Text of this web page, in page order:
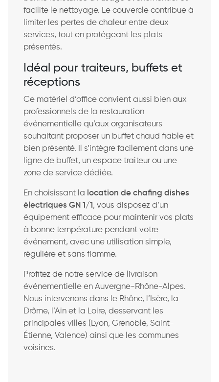
facilite le nettoyage. Le couvercle contribue à
limiter les pertes de chaleur entre deux
services, tout en protégeant les plats
présentés.
Idéal pour traiteurs, buffets et
réceptions
Ce matériel d’office convient aussi bien aux
professionnels de la restauration
événementielle qu’aux organisateurs
souhaitant proposer un buffet chaud fiable et
bien présenté. Il s’intègre facilement dans une
ligne de buffet, un espace traiteur ou une
zone de service dédiée.
En choisissant la location de chafing dishes
électriques GN 1/1 , vous disposez d’un
équipement efficace pour maintenir vos plats
à bonne température pendant votre
événement, avec une utilisation simple,
régulière et sans flamme.
Profitez de notre service de livraison
événementielle en Auvergne-Rhône-Alpes.
Nous intervenons dans le Rhône, l’Isère, la
Drôme, l’Ain et la Loire, desservant les
principales villes (Lyon, Grenoble, Saint-
Étienne, Valence) ainsi que les communes
voisines.